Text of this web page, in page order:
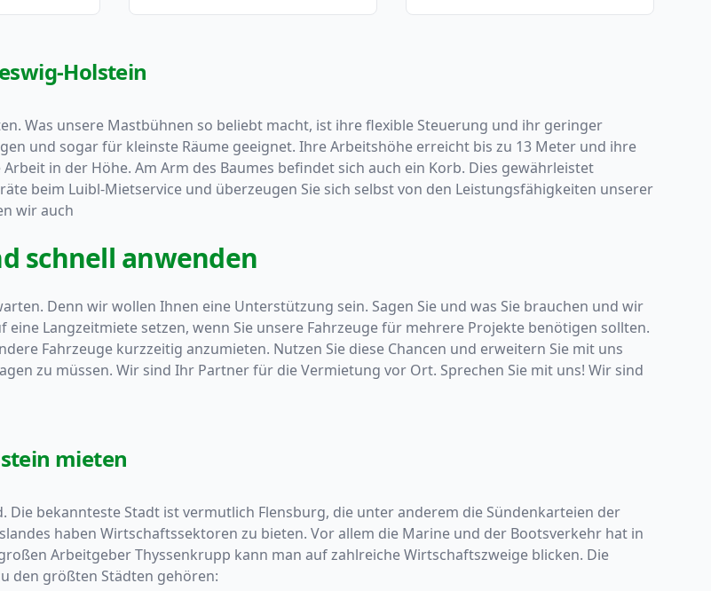
Holstein
Was unsere Mastbühnen so beliebt macht, ist ihre flexible Steuerung und ihr geringer
und sogar für kleinste Räume geeignet. Ihre Arbeitshöhe erreicht bis zu 13 Meter und ihre
in der Höhe. Am Arm des Baumes befindet sich auch ein Korb. Dies gewährleistet
beim Luibl-Mietservice und überzeugen Sie sich selbst von den Leistungsfähigkeiten unserer
wir auch
schnell anwenden
Denn wir wollen Ihnen eine Unterstützung sein. Sagen Sie und was Sie brauchen und wir
eine Langzeitmiete setzen, wenn Sie unsere Fahrzeuge für mehrere Projekte benötigen sollten.
Fahrzeuge kurzzeitig anzumieten. Nutzen Sie diese Chancen und erweitern Sie mit uns
zu müssen. Wir sind Ihr Partner für die Vermietung vor Ort. Sprechen Sie mit uns! Wir sind
mieten
Die bekannteste Stadt ist vermutlich Flensburg, die unter anderem die Sündenkarteien der
haben Wirtschaftssektoren zu bieten. Vor allem die Marine und der Bootsverkehr hat in
Arbeitgeber Thyssenkrupp kann man auf zahlreiche Wirtschaftszweige blicken. Die
den größten Städten gehören: